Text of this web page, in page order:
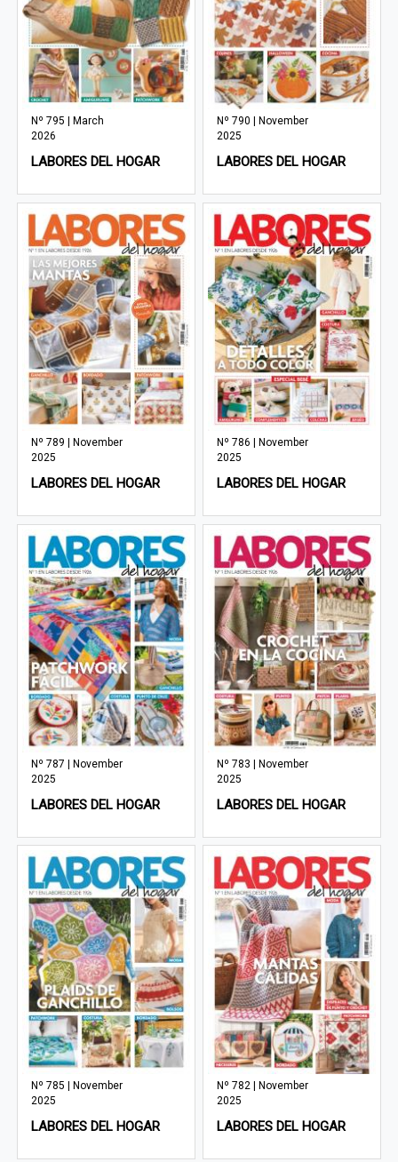
Nº 795 | March
2026
LABORES DEL HOGAR
Nº 790 | November
2025
LABORES DEL HOGAR
Nº 789 | November
2025
LABORES DEL HOGAR
Nº 786 | November
2025
LABORES DEL HOGAR
Nº 787 | November
2025
LABORES DEL HOGAR
Nº 783 | November
2025
LABORES DEL HOGAR
Nº 785 | November
2025
LABORES DEL HOGAR
Nº 782 | November
2025
LABORES DEL HOGAR